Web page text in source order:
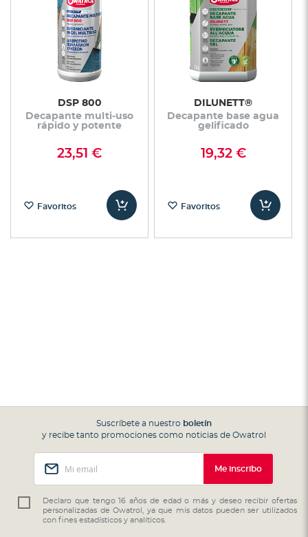
DSP 800
Decapante multi-uso
rápido y potente
23,51 €
Favoritos
DILUNETT®
Decapante base agua
gelificado
19,32 €
Favoritos
Suscríbete a nuestro boletín
y recibe tanto promociones como noticias de Owatrol
nuestro
boletín
de
Me inscribo
Declaro que tengo 16 años de edad o más y deseo recibir ofertas
personalizadas de Owatrol, ya que mis datos pueden ser utilizados
con fines estadísticos y analíticos.